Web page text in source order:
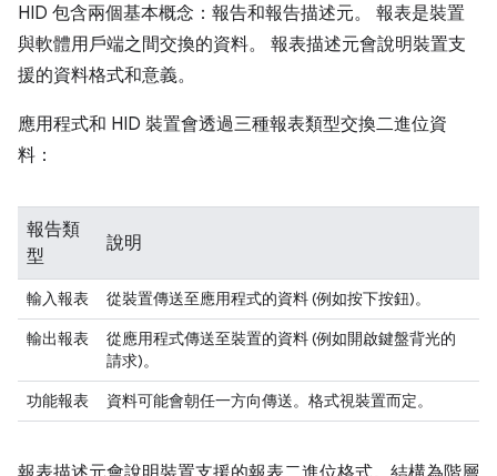
HID 包含兩個基本概念：報告和報告描述元。 報表是裝置
與軟體用戶端之間交換的資料。 報表描述元會說明裝置支
援的資料格式和意義。
應用程式和 HID 裝置會透過三種報表類型交換二進位資
料：
報告類
型
說明
輸入報表
從裝置傳送至應用程式的資料 (例如按下按鈕)。
輸出報表
從應用程式傳送至裝置的資料 (例如開啟鍵盤背光的
請求)。
功能報表
資料可能會朝任一方向傳送。格式視裝置而定。